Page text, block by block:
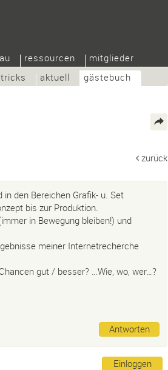
aktuell gästebuch
ressourcen mitglieder
zurück
den Bereichen Grafik- u. Set
bis zur Produktion.
in Bewegung bleiben!) und
meiner Internetrecherche
gut / besser? …Wie, wo, wer…?
Antworten
Einloggen